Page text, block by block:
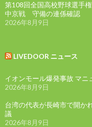
第108回全国高校野球選手
中京戦 守備の連係確認
2026年8月9日
LIVEDOOR ニュース
イオンモール爆発事故 マ
2026年8月9日
台湾の代表が長崎市で開か
議
2026年8月9日